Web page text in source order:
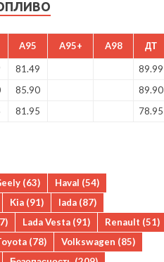
A95 A95+ A98 ДТ
81.49
89.99
85.90
89.90
81.95 78.95
(63) Haval (54)
Kia (91) lada (87)
Lada Vesta (91) Renault (51)
(78) Volkswagen (85)